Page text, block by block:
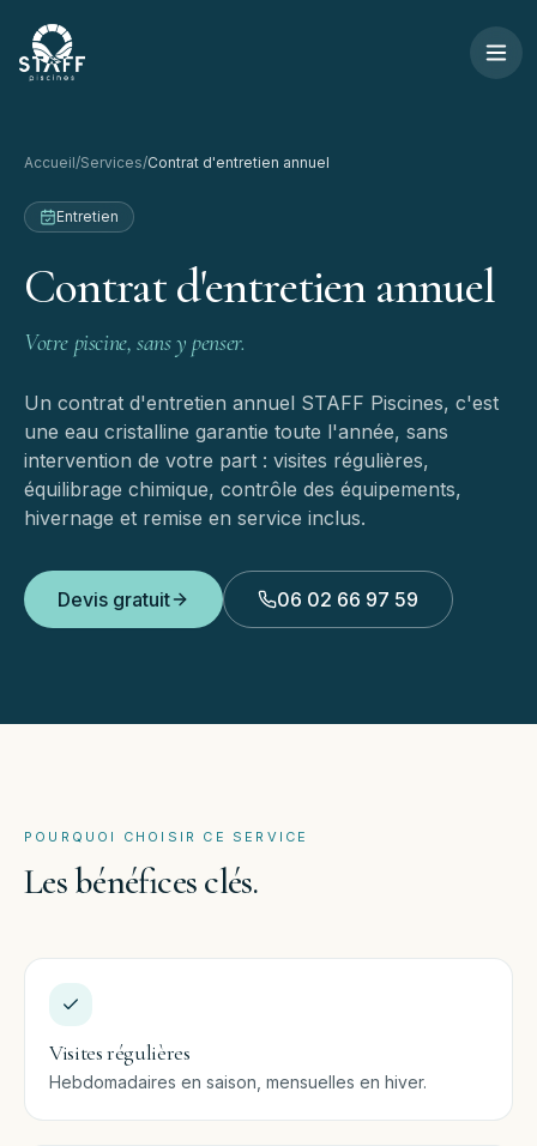
STAFF Piscines — Accueil
Accueil/Services/Contrat d'entretien annuel
Entretien
Contratd'entretien annuel
Votre piscine, sans y penser.
Un contrat d'entretien annuel STAFF Piscines, c'est
une eau cristalline garantie toute l'année, sans
intervention de votre part : visites régulières,
équilibrage chimique, contrôle des équipements,
hivernage et remise en service inclus.
Devis gratuit 06 02 66 97 59
POURQUOI CHOISIR CE SERVICE
Lesbénéficesclés.
Visites régulières
Hebdomadaires en saison, mensuelles en hiver.